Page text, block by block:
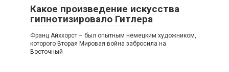
Какое произведение искусства
гипнотизировало Гитлера
Франц Айххорст – был опытным немецким художником,
которого Вторая Мировая война забросила на
Восточный